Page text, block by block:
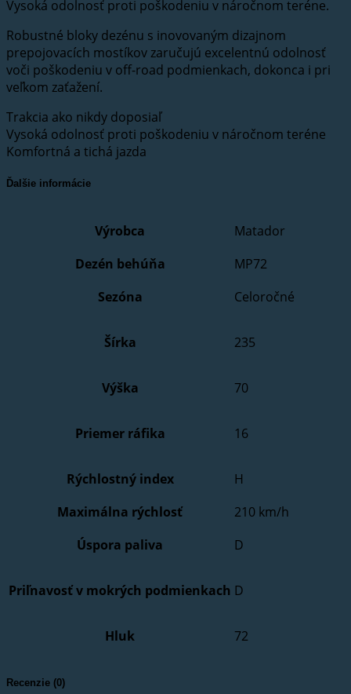
Vysoká odolnosť proti poškodeniu v náročnom teréne.
Robustné bloky dezénu s inovovaným dizajnom
prepojovacích mostíkov zaručujú excelentnú odolnosť
voči poškodeniu v off-road podmienkach, dokonca i pri
veľkom zaťažení.
Trakcia ako nikdy doposiaľ
Vysoká odolnosť proti poškodeniu v náročnom teréne
Komfortná a tichá jazda
Ďalšie informácie
Výrobca
Matador
Dezén behúňa
MP72
Sezóna
Celoročné
Šírka 235
Výška 70
Priemer ráfika 16
Rýchlostný index
H
Maximálna rýchlosť
210 km/h
Úspora paliva
D
Priľnavosť v mokrých podmienkach D
Hluk 72
Recenzie (0)